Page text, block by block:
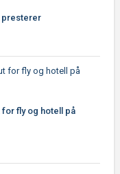
presterer
fly og hotell på